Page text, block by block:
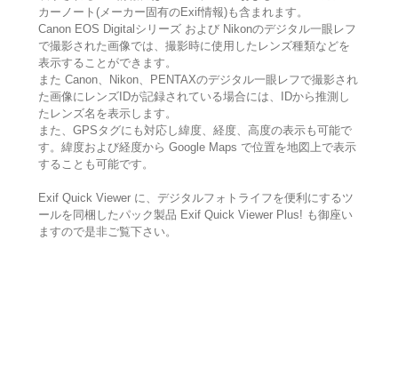
カーノート(メーカー固有のExif情報)も含まれます。
Canon EOS Digitalシリーズ および Nikonのデジタル一眼レフ
で撮影された画像では、撮影時に使用したレンズ種類などを
表示することができます。
また Canon、Nikon、PENTAXのデジタル一眼レフで撮影され
た画像にレンズIDが記録されている場合には、IDから推測し
たレンズ名を表示します。
また、GPSタグにも対応し緯度、経度、高度の表示も可能で
す。緯度および経度から Google Maps で位置を地図上で表示
することも可能です。
Exif Quick Viewer に、デジタルフォトライフを便利にするツ
ールを同梱したパック製品 Exif Quick Viewer Plus! も御座い
ますので是非ご覧下さい。